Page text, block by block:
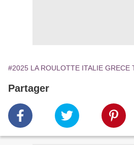
#2025 LA ROULOTTE ITALIE GRECE
Partager